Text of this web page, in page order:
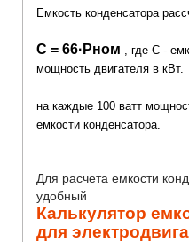
Емкость конденсатора
С = 66·Рном , где С -
мощность двигателя в кВт.
на каждые 100 ватт
емкости конденсатора.
Для расчета емкости
удобный
Калькулятор
для